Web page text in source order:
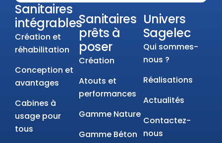
Sanitaires
intégrables
Création et
réhabilitation
Conception et
avantages
Cabines à
usage pour
tous
Sanitaires
prêts à
poser
Création
Atouts et
performances
Gamme Nature
Gamme Béton
Univers
Sagelec
Qui sommes-
nous ?
Réalisations
Actualités
Contactez-
nous